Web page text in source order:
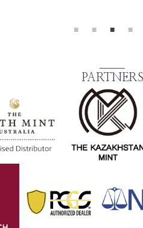
PARTNERS